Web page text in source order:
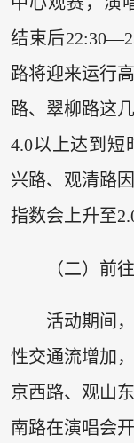
结束后
路将迎来运行
路、翠柳路这
4.0以上达到短
兴路、观清路
指数会上升至
（二）前
活动期间
性交通流增加
京西路、观山东
南路在演唱会